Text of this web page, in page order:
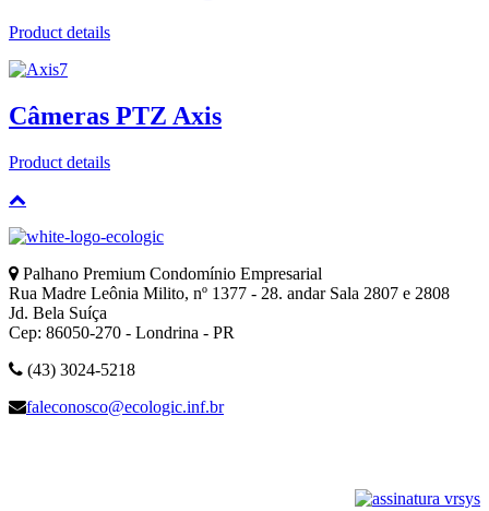
Product details
Câmeras PTZ Axis
Product details
Palhano Premium Condomínio Empresarial
Rua Madre Leônia Milito, nº 1377 - 28. andar Sala 2807 e 2808
Jd. Bela Suíça
Cep: 86050-270 - Londrina - PR
(43) 3024-5218
faleconosco@ecologic.inf.br